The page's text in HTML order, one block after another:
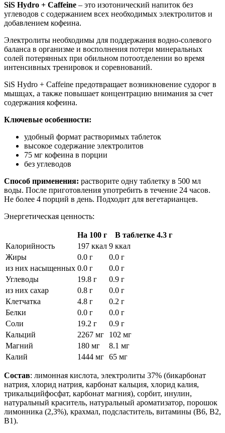
SiS Hydro + Caffeine – это изотонический напиток без
углеводов с содержанием всех необходимых электролитов и
добавлением кофеина.
Электролиты необходимы для поддержания водно-солевого
баланса в организме и восполнения потери минеральных
солей потерянных при обильном потоотделении во время
интенсивных тренировок и соревнований.
SiS Hydro + Caffeine предотвращает возникновение судорог в
мышцах, а также повышает концентрацию внимания за счет
содержания кофеина.
Ключевые особенности:
удобный формат растворимых таблеток
высокое содержание электролитов
75 мг кофеина в порции
без углеводов
Способ применения: растворите одну таблетку в 500 мл
воды. После приготовления употребить в течение 24 часов.
Не более 4 порций в день. Подходит для вегетарианцев.
Энергетическая ценность:
На 100 г
В таблетке 4.3 г
Калорийность
197 ккал 9 ккал
Жиры
0.0 г
0.0 г
из них насыщенных 0.0 г
0.0 г
Углеводы
19.8 г
0.9 г
из них сахар
0.8 г
0.0 г
Клетчатка
4.8 г
0.2 г
Белки
0.0 г
0.0 г
Соли
19.2 г
0.9 г
Кальций
2267 мг
102 мг
Магний
180 мг
8.1 мг
Калий
1444 мг 65 мг
Состав: лимонная кислота, электролиты 37% (бикарбонат
натрия, хлорид натрия, карбонат кальция, хлорид калия,
трикальцийфосфат, карбонат магния), сорбит, инулин,
натуральный краситель, натуральный ароматизатор, порошок
лимонника (2,3%), крахмал, подсластитель, витамины (В6, В2,
B1).